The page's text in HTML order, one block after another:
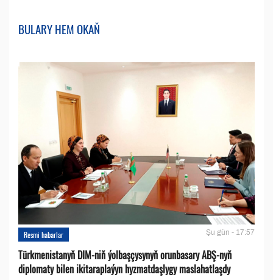
BULARY HEM OKAŇ
Resmi habarlar Şu gün - 17:57
Türkmenistanyň DIM-niň ýolbaşçysynyň orunbasary ABŞ-nyň
diplomaty bilen ikitaraplaýyn hyzmatdaşlygy maslahatlaşdy